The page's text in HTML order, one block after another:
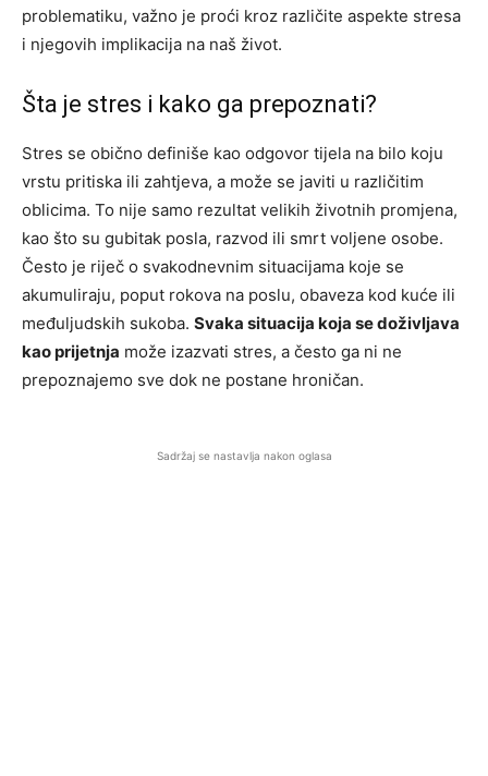
problematiku, važno je proći kroz različite aspekte stresa
i njegovih implikacija na naš život.
Šta je stres i kako ga prepoznati?
Stres se obično definiše kao odgovor tijela na bilo koju
vrstu pritiska ili zahtjeva, a može se javiti u različitim
oblicima. To nije samo rezultat velikih životnih promjena,
kao što su gubitak posla, razvod ili smrt voljene osobe.
Često je riječ o svakodnevnim situacijama koje se
akumuliraju, poput rokova na poslu, obaveza kod kuće ili
međuljudskih sukoba. Svaka situacija koja se doživljava
kao prijetnja može izazvati stres, a često ga ni ne
prepoznajemo sve dok ne postane hroničan.
Sadržaj se nastavlja nakon oglasa